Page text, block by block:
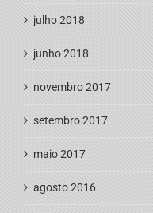
julho 2018
junho 2018
novembro 2017
setembro 2017
maio 2017
agosto 2016